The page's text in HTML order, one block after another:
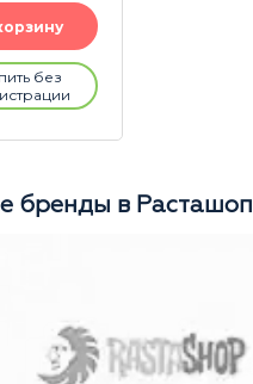
без
бренды в Расташоп
Город